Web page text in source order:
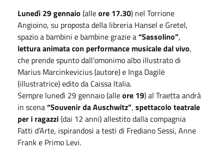
Lunedì 29 gennaio (alleore 17.30) nel Torrione
Angioino, su proposta della libreria Hansel e Gretel,
spazio a bambini e bambine grazie a“Sassolino”,
lettura animata con performance musicale dal vivo,
che prende spunto dall’omonimo albo illustrato di
Marius Marcinkevicius (autore) e Inga Dagilė
(illustratrice) edito da Caissa Italia.
Sempre lunedì 29 gennaio (alleore 19) al Traetta andrà
in scena“Souvenir da Auschwitz”, spettacolo teatrale
per i ragazzi(dai 12 anni) allestito dalla compagnia
Fatti d’Arte, ispirandosi a testi di Frediano Sessi, Anne
Frank e Primo Levi.